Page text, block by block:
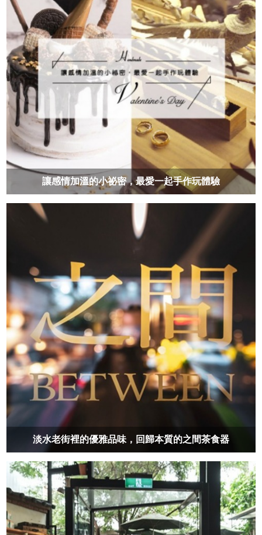
讓感情加溫的小祕密，最愛一起手作玩體驗
淡水老街裡的優雅品味，回歸本質的之間茶食器